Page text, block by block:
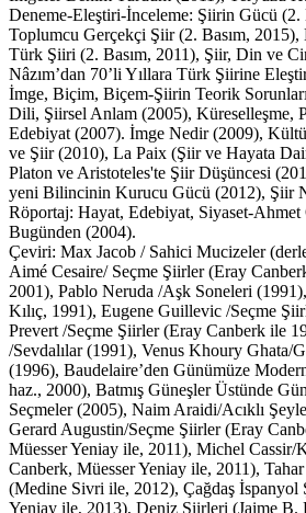
Deneme-Eleştiri-İnceleme: Şiirin Gücü (2.
Toplumcu Gerçekçi Şiir (2. Basım,
Türk Şiiri (2. Basım, 2011), Şiir, Din ve
Nâzım’dan 70’li Yıllara Türk Şiirine
İmge, Biçim, Biçem-Şiirin Teorik
Dili, Şiirsel Anlam (2005), Küreselleşme,
Edebiyat (2007). İmge Nedir (2009),
ve Şiir (2010), La Paix (Şiir ve Hayata
Platon ve Aristoteles'te Şiir Düşüncesi
yeni Bilincinin Kurucu Gücü (2012), Şiir
Röportaj: Hayat, Edebiyat, Siyaset-
Bugünden (2004).
Çeviri: Max Jacob / Sahici Mucizeler
Aimé Cesaire/ Seçme Şiirler (Eray
2001), Pablo Neruda /Aşk Soneleri
Kılıç, 1991), Eugene Guillevic /Seçme
Prevert /Seçme Şiirler (Eray Canberk ile
/Sevdalılar (1991), Venus Khoury Ghata/
(1996), Baudelaire’den Günümüze
haz., 2000), Batmış Güneşler Üstünde
Seçmeler (2005), Naim Araidi/Acıklı
Gerard Augustin/Seçme Şiirler (Eray
Müesser Yeniay ile, 2011), Michel
Canberk, Müesser Yeniay ile, 2011),
(Medine Sivri ile, 2012), Çağdaş
Yeniay ile, 2013), Deniz Şiirleri (Jaime B.